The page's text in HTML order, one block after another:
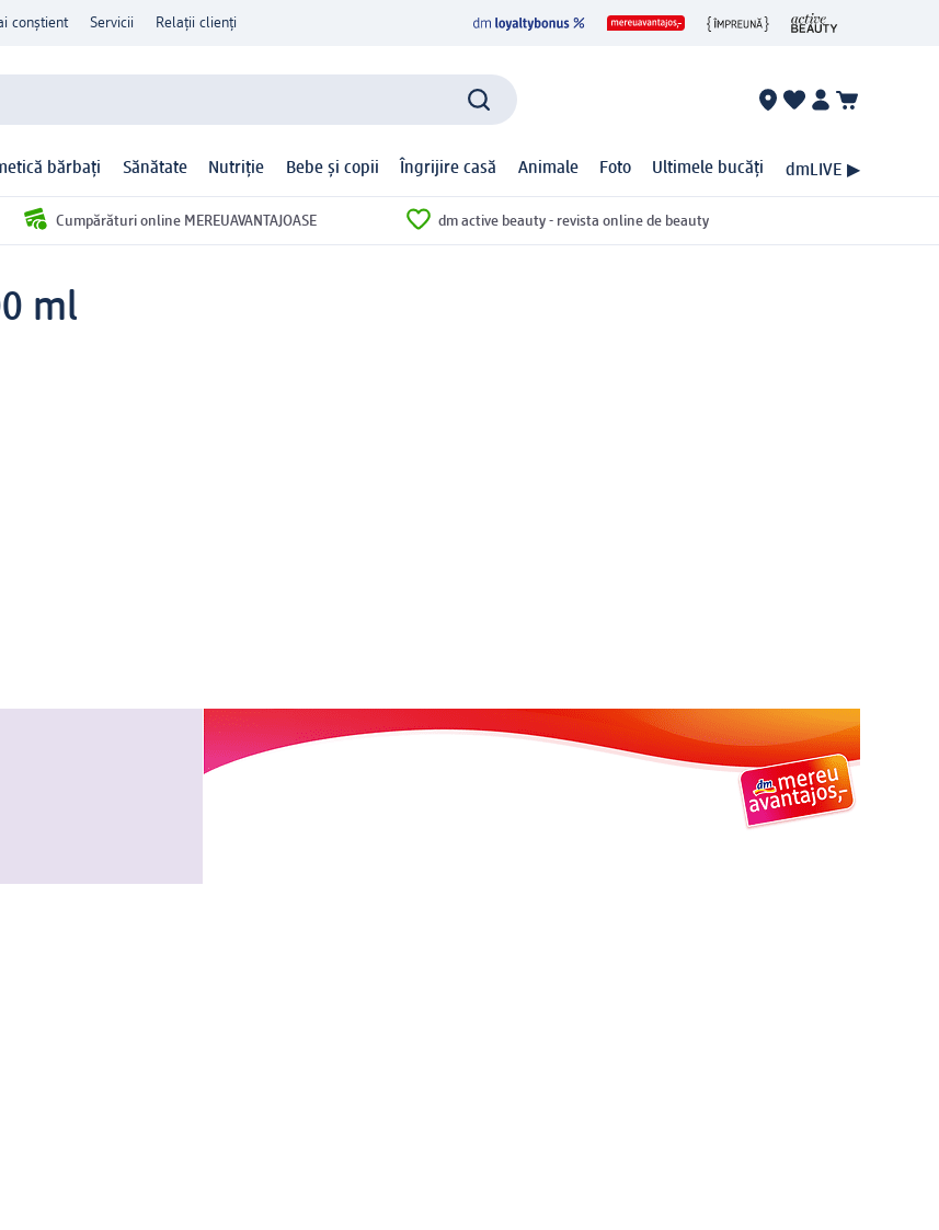
conștient Servicii Relații clienți
bărbați Sănătate Nutriție Bebe și copii Îngrijire casă Animale Foto Ultimele bucăți dmLIVE ▶
Cumpărături online MEREUAVANTAJOASE dm active beauty - revista online de beauty
ml